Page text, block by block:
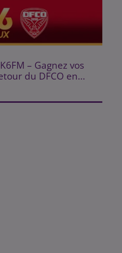
– Gagnez vos
du DFCO en...